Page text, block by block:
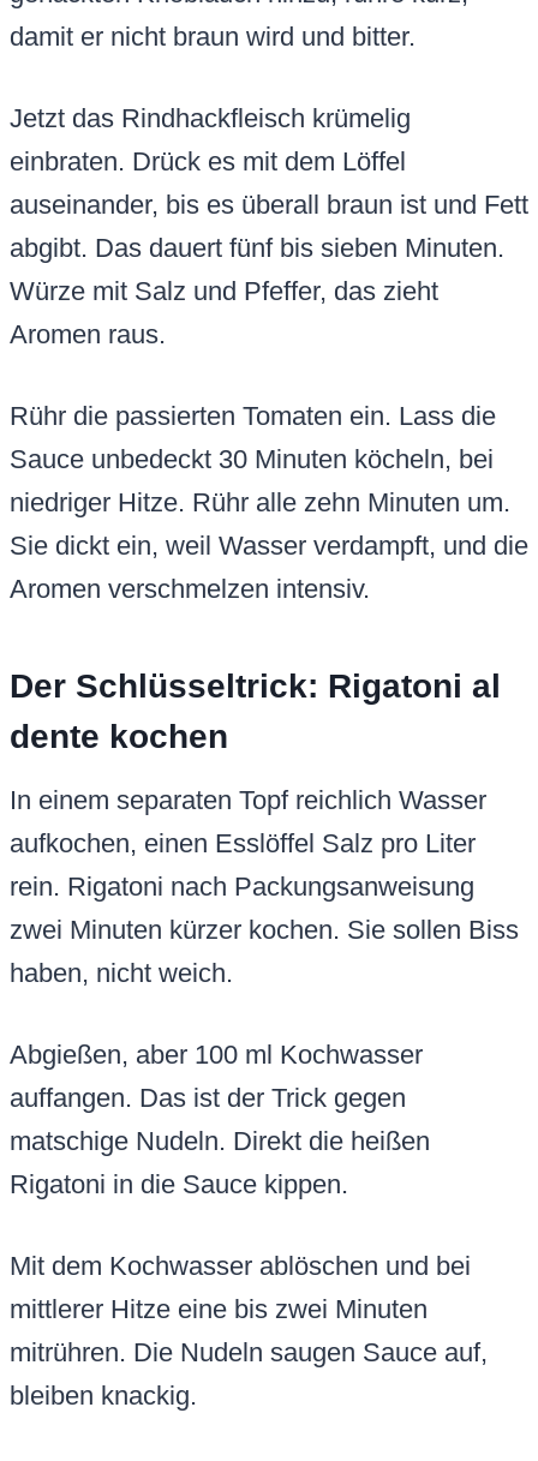
damit er nicht braun wird und bitter.
Jetzt das Rindhackfleisch krümelig
einbraten. Drück es mit dem Löffel
auseinander, bis es überall braun ist und Fett
abgibt. Das dauert fünf bis sieben Minuten.
Würze mit Salz und Pfeffer, das zieht
Aromen raus.
Rühr die passierten Tomaten ein. Lass die
Sauce unbedeckt 30 Minuten köcheln, bei
niedriger Hitze. Rühr alle zehn Minuten um.
Sie dickt ein, weil Wasser verdampft, und die
Aromen verschmelzen intensiv.
Der Schlüsseltrick: Rigatoni al
dente kochen
In einem separaten Topf reichlich Wasser
aufkochen, einen Esslöffel Salz pro Liter
rein. Rigatoni nach Packungsanweisung
zwei Minuten kürzer kochen. Sie sollen Biss
haben, nicht weich.
Abgießen, aber 100 ml Kochwasser
auffangen. Das ist der Trick gegen
matschige Nudeln. Direkt die heißen
Rigatoni in die Sauce kippen.
Mit dem Kochwasser ablöschen und bei
mittlerer Hitze eine bis zwei Minuten
mitrühren. Die Nudeln saugen Sauce auf,
bleiben knackig.